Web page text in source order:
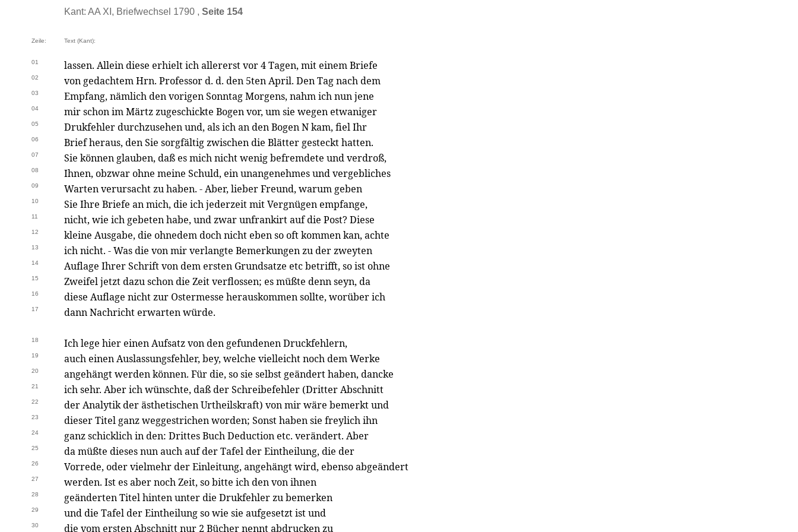
Kant: AA XI, Briefwechsel 1790 , Seite 154
Zeile: Text (Kant):
01 lassen. Allein diese erhielt ich allererst vor 4 Tagen, mit einem Briefe
02 von gedachtem Hrn. Professor d. d. den 5ten April. Den Tag nach dem
03 Empfang, nämlich den vorigen Sonntag Morgens, nahm ich nun jene
04 mir schon im Märtz zugeschickte Bogen vor, um sie wegen etwaniger
05 Drukfehler durchzusehen und, als ich an den Bogen N kam, fiel Ihr
06 Brief heraus, den Sie sorgfältig zwischen die Blätter gesteckt hatten.
07 Sie können glauben, daß es mich nicht wenig befremdete und verdroß,
08 Ihnen, obzwar ohne meine Schuld, ein unangenehmes und vergebliches
09 Warten verursacht zu haben. - Aber, lieber Freund, warum geben
10 Sie Ihre Briefe an mich, die ich jederzeit mit Vergnügen empfange,
11 nicht, wie ich gebeten habe, und zwar unfrankirt auf die Post? Diese
12 kleine Ausgabe, die ohnedem doch nicht eben so oft kommen kan, achte
13 ich nicht. - Was die von mir verlangte Bemerkungen zu der zweyten
14 Auflage Ihrer Schrift von dem ersten Grundsatze etc betrifft, so ist ohne
15 Zweifel jetzt dazu schon die Zeit verflossen; es müßte denn seyn, da
16 diese Auflage nicht zur Ostermesse herauskommen sollte, worüber ich
17 dann Nachricht erwarten würde.
18 Ich lege hier einen Aufsatz von den gefundenen Druckfehlern,
19 auch einen Auslassungsfehler, bey, welche vielleicht noch dem Werke
20 angehängt werden können. Für die, so sie selbst geändert haben, dancke
21 ich sehr. Aber ich wünschte, daß der Schreibefehler (Dritter Abschnitt
22 der Analytik der ästhetischen Urtheilskraft) von mir wäre bemerkt und
23 dieser Titel ganz weggestrichen worden; Sonst haben sie freylich ihn
24 ganz schicklich in den: Drittes Buch Deduction etc. verändert. Aber
25 da müßte dieses nun auch auf der Tafel der Eintheilung, die der
26 Vorrede, oder vielmehr der Einleitung, angehängt wird, ebenso abgeändert
27 werden. Ist es aber noch Zeit, so bitte ich den von ihnen
28 geänderten Titel hinten unter die Drukfehler zu bemerken
29 und die Tafel der Eintheilung so wie sie aufgesetzt ist und
30 die vom ersten Abschnitt nur 2 Bücher nennt abdrucken zu